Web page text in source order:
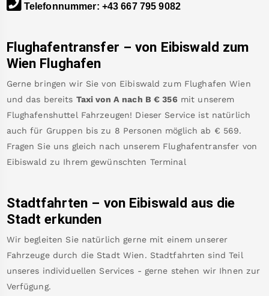
Telefonnummer: +43 667 795 9082
Flughafentransfer – von Eibiswald zum
Wien Flughafen
Gerne bringen wir Sie von Eibiswald zum Flughafen Wien
und das bereits Taxi von A nach B €356 mit unserem
Flughafenshuttel Fahrzeugen! Dieser Service ist natürlich
auch für Gruppen bis zu 8 Personen möglich ab € 569.
Fragen Sie uns gleich nach unserem Flughafentransfer von
Eibiswald zu Ihrem gewünschten Terminal
Stadtfahrten – von Eibiswald aus die
Stadt erkunden
Wir begleiten Sie natürlich gerne mit einem unserer
Fahrzeuge durch die Stadt Wien. Stadtfahrten sind Teil
unseres individuellen Services - gerne stehen wir Ihnen zur
Verfügung.